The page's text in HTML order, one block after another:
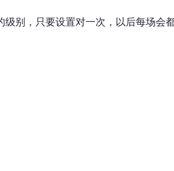
别，只要设置对一次，以后每场会